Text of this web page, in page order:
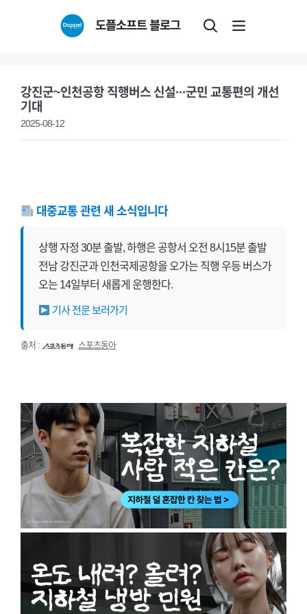
도플소프트 블로그
강진군~인천공항 직행버스 신설···군민 교통편의 개선
기대
2025-08-12
대중교통 관련 새 소식입니다
상행 자정 30분 출발, 하행은 공항서 오전 8시15분 출발
전남 강진군과 인천국제공항을 오가는 직행 우등 버스가
오는 14일부터 새롭게 운행한다.
기사 전문 보러가기
출처 : 스포츠동아